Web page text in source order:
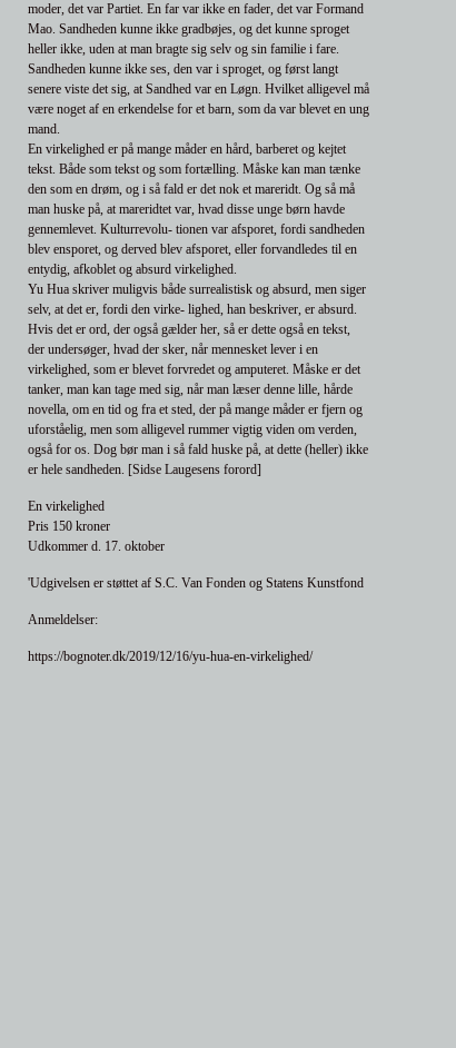
moder, det var Partiet. En far var ikke en fader, det var Formand
Mao. Sandheden kunne ikke gradbøjes, og det kunne sproget
heller ikke, uden at man bragte sig selv og sin familie i fare.
Sandheden kunne ikke ses, den var i sproget, og først langt
senere viste det sig, at Sandhed var en Løgn. Hvilket alligevel må
være noget af en erkendelse for et barn, som da var blevet en ung
mand.
En virkelighed er på mange måder en hård, barberet og kejtet
tekst. Både som tekst og som fortælling. Måske kan man tænke
den som en drøm, og i så fald er det nok et mareridt. Og så må
man huske på, at mareridtet var, hvad disse unge børn havde
gennemlevet. Kulturrevolu- tionen var afsporet, fordi sandheden
blev ensporet, og derved blev afsporet, eller forvandledes til en
entydig, afkoblet og absurd virkelighed.
Yu Hua skriver muligvis både surrealistisk og absurd, men siger
selv, at det er, fordi den virke- lighed, han beskriver, er absurd.
Hvis det er ord, der også gælder her, så er dette også en tekst,
der undersøger, hvad der sker, når mennesket lever i en
virkelighed, som er blevet forvredet og amputeret. Måske er det
tanker, man kan tage med sig, når man læser denne lille, hårde
novella, om en tid og fra et sted, der på mange måder er fjern og
uforståelig, men som alligevel rummer vigtig viden om verden,
også for os. Dog bør man i så fald huske på, at dette (heller) ikke
er hele sandheden. [Sidse Laugesens forord]
En virkelighed
Pris 150 kroner
Udkommer d. 17. oktober
'Udgivelsen er støttet af S.C. Van Fonden og Statens Kunstfond
Anmeldelser:
https://bognoter.dk/2019/12/16/yu-hua-en-virkelighed/